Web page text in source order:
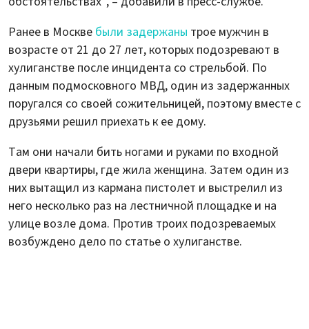
Ранее в Москве были задержаны трое мужчин в
возрасте от 21 до 27 лет, которых подозревают в
хулиганстве после инцидента со стрельбой. По
данным подмосковного МВД, один из задержанных
поругался со своей сожительницей, поэтому вместе с
друзьями решил приехать к ее дому.
Там они начали бить ногами и руками по входной
двери квартиры, где жила женщина. Затем один из
них вытащил из кармана пистолет и выстрелил из
него несколько раз на лестничной площадке и на
улице возле дома. Против троих подозреваемых
возбуждено дело по статье о хулиганстве.